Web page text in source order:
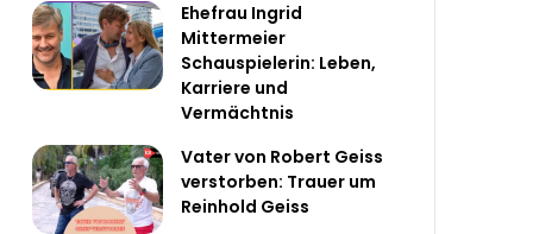
Ehefrau Ingrid
Mittermeier
Schauspielerin: Leben,
Karriere und
Vermächtnis
Vater von Robert Geiss
verstorben: Trauer um
Reinhold Geiss